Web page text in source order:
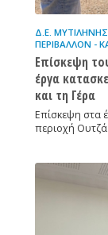
Δ.Ε. ΜΥΤΙΛΉΝΗΣ
ΠΕΡΙΒΆΛΛΟΝ -
Επίσκεψη
έργα
και τη Γέρα
Επίσκεψη στα
περιοχή